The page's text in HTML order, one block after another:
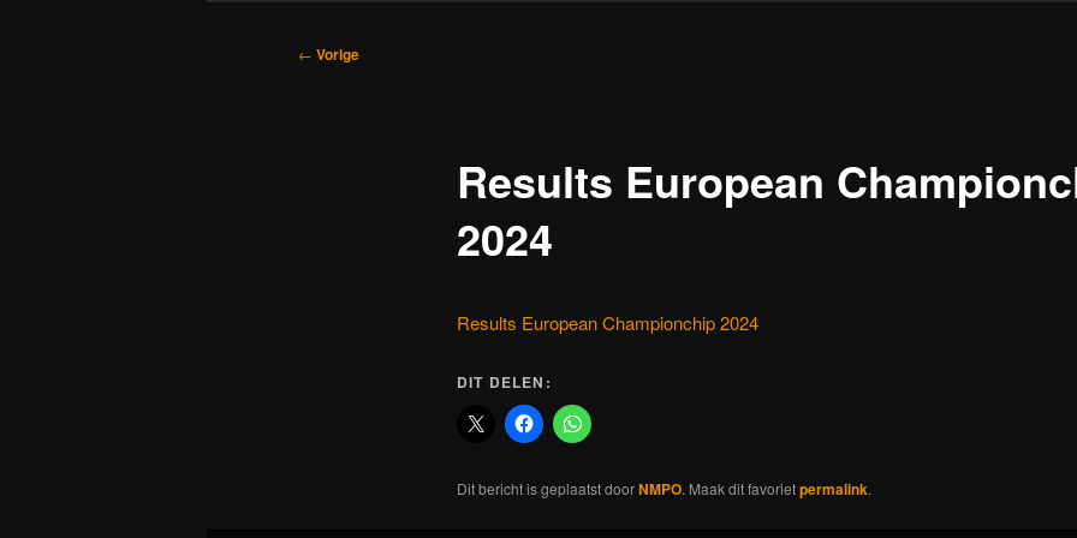
Bericht
← Vorige
Results European
2024
Results European Championchip 2024
DIT DELEN:
Dit bericht is geplaatst doorNMPO. Maak dit favorietpermalink.